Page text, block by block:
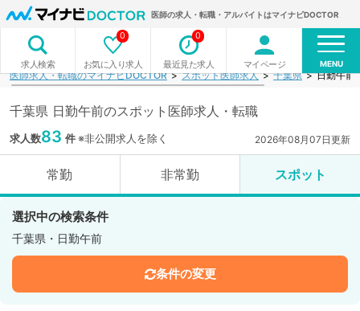
医師の求人・転職・アルバイトはマイナビDOCTOR
求人検索 お気に入り求人
0
最近見た求人
0
マイページ MENU
医師求人・転職のマイナビDOCTOR スポット医師求人 千葉県 日勤午前
千葉県 日勤午前のスポット医師求人・転職
求人数83 件※非公開求人を除く 2026年08月07日更新
常勤 非常勤 スポット
選択中の検索条件
千葉県・日勤午前
条件の変更